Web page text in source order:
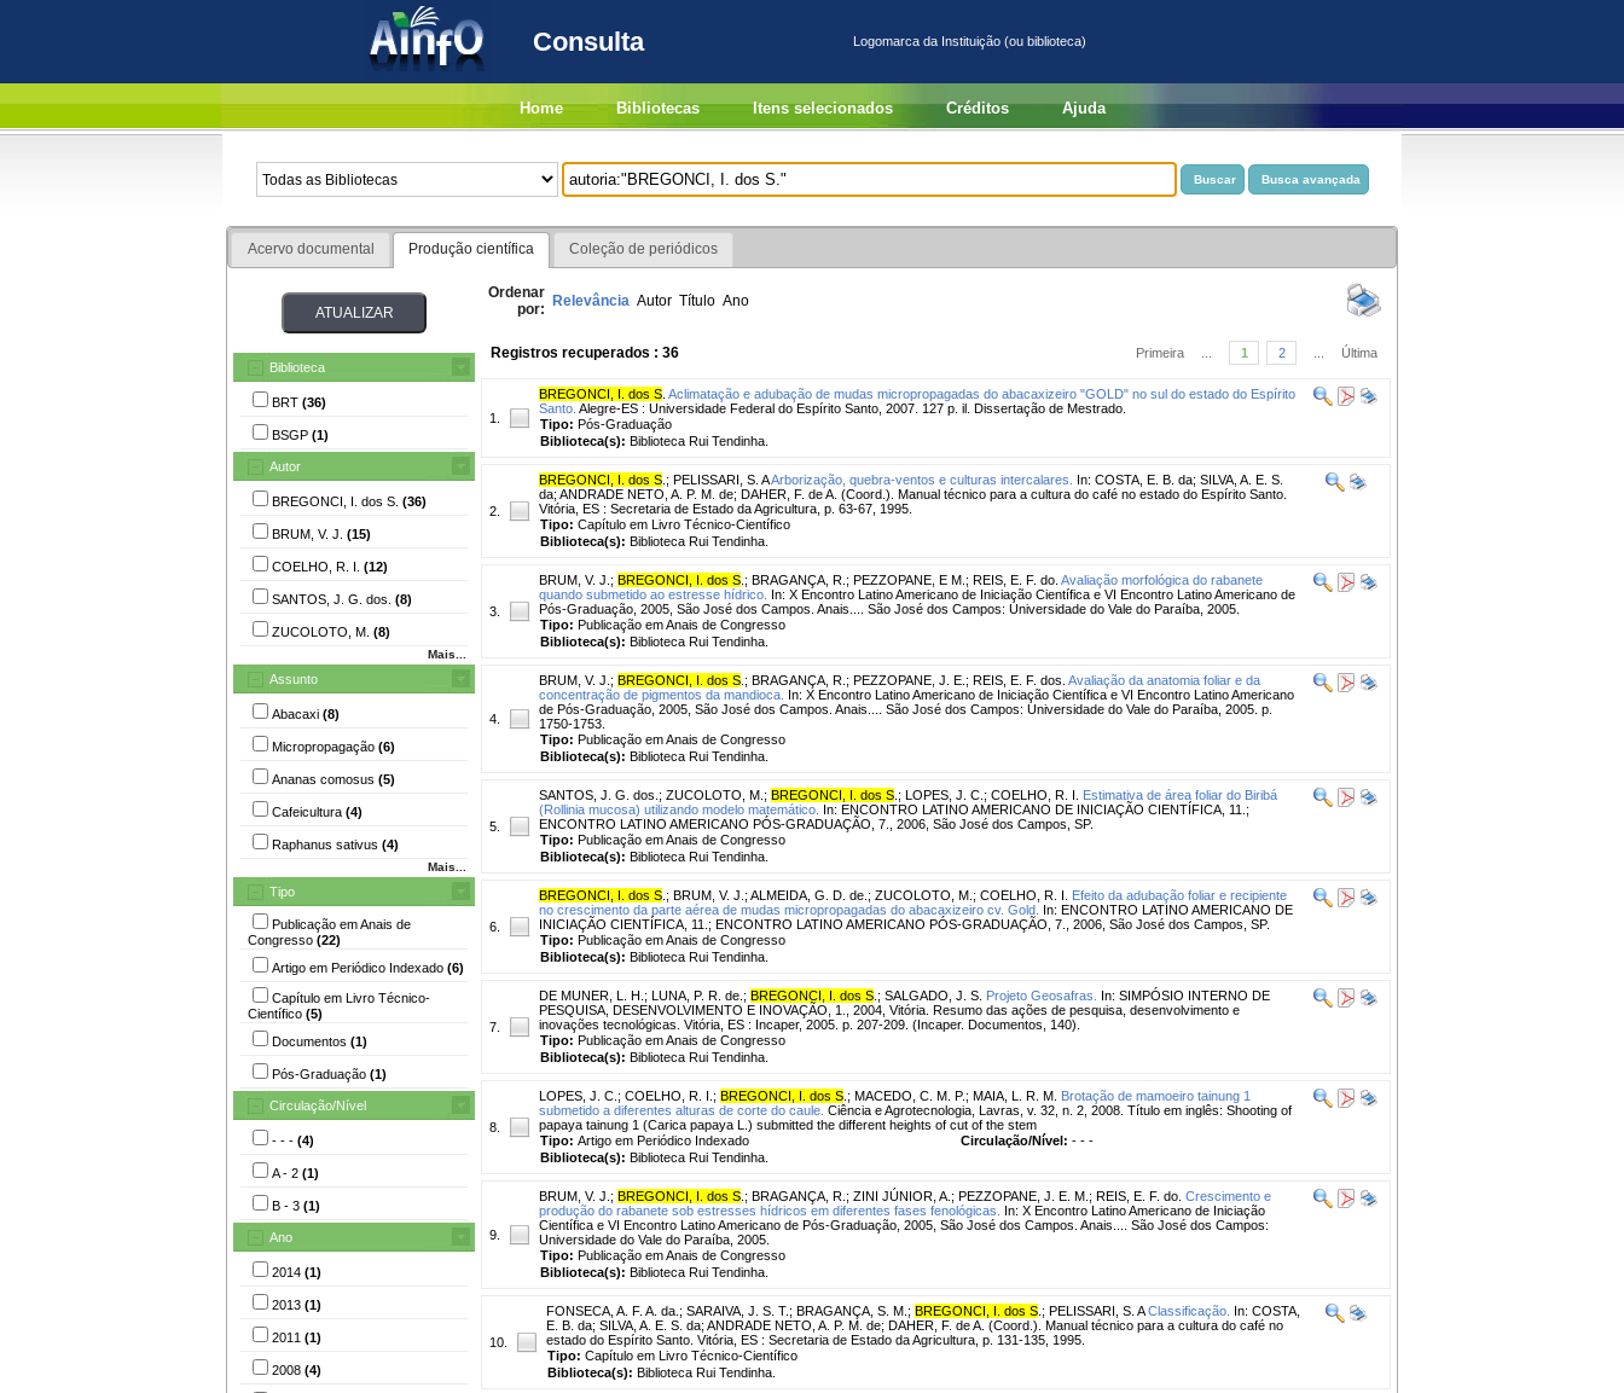
Consulta Logomarca da Instituição (ou biblioteca)
Home Bibliotecas Itens selecionados Créditos Ajuda
Acervo documental Produção científica Coleção de periódicos
Biblioteca
BRT (36)
BSGP (1)
Autor
BREGONCI, I. dos S. (36)
BRUM, V. J. (15)
COELHO, R. I. (12)
SANTOS, J. G. dos. (8)
ZUCOLOTO, M. (8)
Mais...
Assunto
Abacaxi (8)
Micropropagação (6)
Ananas comosus (5)
Cafeicultura (4)
Raphanus sativus (4)
Mais...
Tipo
Publicação em Anais de
Congresso (22)
Artigo em Periódico Indexado (6)
Capítulo em Livro Técnico-
Científico (5)
Documentos (1)
Pós-Graduação (1)
Circulação/Nível
- - - (4)
A - 2 (1)
B - 3 (1)
Ano
2014 (1)
2013 (1)
2011 (1)
2008 (4)
Ordenar
por: Relevância Autor Título Ano
Registros recuperados : 36 Primeira 1 2 Última
1.
BREGONCI, I. dos S Aclimatação e adubação de mudas micropropagadas do abacaxizeiro "GOLD" no sul do estado do Espírito
Santo. Alegre-ES : Universidade Federal do Espírito Santo, 2007. 127 p. il. Dissertação de Mestrado.
Tipo: Pós-Graduação
Biblioteca(s): Biblioteca Rui Tendinha.
2.
BREGONCI, I. dos S ; PELISSARI, S. AArborização, quebra-ventos e culturas intercalares.
In: COSTA, E. B. da; SILVA, A. E. S.
da; ANDRADE NETO, A. P. M. de; DAHER, F. de A. (Coord.). Manual técnico para a cultura do café no estado do Espírito Santo.
Vitória, ES : Secretaria de Estado da Agricultura, p. 63-67, 1995.
Tipo: Capítulo em Livro Técnico-Científico
Biblioteca(s): Biblioteca Rui Tendinha.
3.
BRUM, V. J. ; BREGONCI, I. dos S ; BRAGANÇA, R. ; PEZZOPANE, E M. ; REIS, E. F. do. Avaliação morfológica do rabanete
quando submetido ao estresse hídrico. In: X Encontro Latino Americano de Iniciação Científica e VI Encontro Latino Americano de
Pós-Graduação, 2005, São José dos Campos. Anais.... São José dos Campos: Universidade do Vale do Paraíba, 2005.
Tipo: Publicação em Anais de Congresso
Biblioteca(s): Biblioteca Rui Tendinha.
4.
BRUM, V. J. ; BREGONCI, I. dos S ; BRAGANÇA, R. ; PEZZOPANE, J. E. ; REIS, E. F. dos. Avaliação da anatomia foliar e da
concentração de pigmentos da mandioca. In: X Encontro Latino Americano de Iniciação Científica e VI Encontro Latino Americano
de Pós-Graduação, 2005, São José dos Campos. Anais.... São José dos Campos: Universidade do Vale do Paraíba, 2005. p.
1750-1753.
Tipo: Publicação em Anais de Congresso
Biblioteca(s): Biblioteca Rui Tendinha.
5.
SANTOS, J. G. dos. ; ZUCOLOTO, M. ; BREGONCI, I. dos S ; LOPES, J. C. ; COELHO, R. I.
Estimativa de área foliar do Biribá
(Rollinia mucosa) utilizando modelo matemático. In: ENCONTRO LATINO AMERICANO DE INICIAÇÃO CIENTÍFICA, 11.;
ENCONTRO LATINO AMERICANO PÓS-GRADUAÇÃO, 7., 2006, São José dos Campos, SP.
Tipo: Publicação em Anais de Congresso
Biblioteca(s): Biblioteca Rui Tendinha.
6.
BREGONCI, I. dos S ; BRUM, V. J. ; ALMEIDA, G. D. de. ; ZUCOLOTO, M. ; COELHO, R. I.
Efeito da adubação foliar e recipiente
no crescimento da parte aérea de mudas micropropagadas do abacaxizeiro cv. Gold. In: ENCONTRO LATINO AMERICANO DE
INICIAÇÃO CIENTÍFICA, 11.; ENCONTRO LATINO AMERICANO PÓS-GRADUAÇÃO, 7., 2006, São José dos Campos, SP.
Tipo: Publicação em Anais de Congresso
Biblioteca(s): Biblioteca Rui Tendinha.
7.
DE MUNER, L. H. ; LUNA, P. R. de. ; BREGONCI, I. dos S ; SALGADO, J. S. Projeto Geosafras.
In: SIMPÓSIO INTERNO DE
PESQUISA, DESENVOLVIMENTO E INOVAÇÃO, 1., 2004, Vitória. Resumo das ações de pesquisa, desenvolvimento e
inovações tecnológicas. Vitória, ES : Incaper, 2005. p. 207-209. (Incaper. Documentos, 140).
Tipo: Publicação em Anais de Congresso
Biblioteca(s): Biblioteca Rui Tendinha.
8.
LOPES, J. C. ; COELHO, R. I. ; BREGONCI, I. dos S ; MACEDO, C. M. P. ; MAIA, L. R. M. Brotação de mamoeiro tainung 1
submetido a diferentes alturas de corte do caule. Ciência e Agrotecnologia, Lavras, v. 32, n. 2, 2008. Título em inglês: Shooting of
papaya tainung 1 (Carica papaya L.) submitted the different heights of cut of the stem
Tipo: Artigo em Periódico Indexado Circulação/Nível: - - -
Biblioteca(s): Biblioteca Rui Tendinha.
9.
BRUM, V. J. ; BREGONCI, I. dos S ; BRAGANÇA, R. ; ZINI JÚNIOR, A. ; PEZZOPANE, J. E. M. ; REIS, E. F. do. Crescimento e
produção do rabanete sob estresses hídricos em diferentes fases fenológicas.
In: X Encontro Latino Americano de Iniciação
Científica e VI Encontro Latino Americano de Pós-Graduação, 2005, São José dos Campos. Anais.... São José dos Campos:
Universidade do Vale do Paraíba, 2005.
Tipo: Publicação em Anais de Congresso
Biblioteca(s): Biblioteca Rui Tendinha.
10.
FONSECA, A. F. A. da. ; SARAIVA, J. S. T. ; BRAGANÇA, S. M. ; BREGONCI, I. dos S ; PELISSARI, S. A Classificação. In: COSTA,
E. B. da; SILVA, A. E. S. da; ANDRADE NETO, A. P. M. de; DAHER, F. de A. (Coord.). Manual técnico para a cultura do café no
estado do Espírito Santo. Vitória, ES : Secretaria de Estado da Agricultura, p. 131-135, 1995.
Tipo: Capítulo em Livro Técnico-Científico
Biblioteca(s): Biblioteca Rui Tendinha.